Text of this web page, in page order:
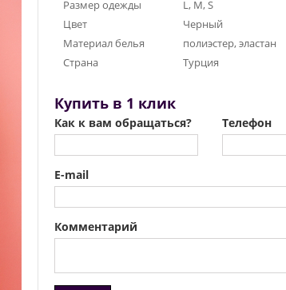
Размер одежды
L, M, S
Цвет
Черный
Материал белья
полиэстер, эластан
Страна
Турция
Купить в 1 клик
Как к вам обращаться? Телефон
E-mail
Комментарий